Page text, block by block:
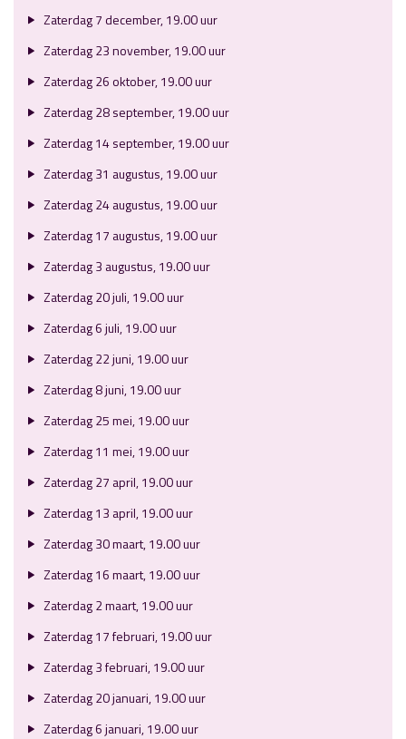
Zaterdag 7 december, 19.00 uur
Zaterdag 23 november, 19.00 uur
Zaterdag 26 oktober, 19.00 uur
Zaterdag 28 september, 19.00 uur
Zaterdag 14 september, 19.00 uur
Zaterdag 31 augustus, 19.00 uur
Zaterdag 24 augustus, 19.00 uur
Zaterdag 17 augustus, 19.00 uur
Zaterdag 3 augustus, 19.00 uur
Zaterdag 20 juli, 19.00 uur
Zaterdag 6 juli, 19.00 uur
Zaterdag 22 juni, 19.00 uur
Zaterdag 8 juni, 19.00 uur
Zaterdag 25 mei, 19.00 uur
Zaterdag 11 mei, 19.00 uur
Zaterdag 27 april, 19.00 uur
Zaterdag 13 april, 19.00 uur
Zaterdag 30 maart, 19.00 uur
Zaterdag 16 maart, 19.00 uur
Zaterdag 2 maart, 19.00 uur
Zaterdag 17 februari, 19.00 uur
Zaterdag 3 februari, 19.00 uur
Zaterdag 20 januari, 19.00 uur
Zaterdag 6 januari, 19.00 uur